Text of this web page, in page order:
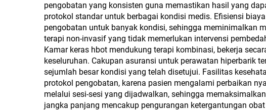
pengobatan yang konsisten guna memastikan hasil yang
protokol standar untuk berbagai kondisi medis. Efisiensi
pengobatan untuk banyak kondisi, sehingga meminimalkan
terapi non-invasif yang tidak memerlukan intervensi
Kamar keras hbot mendukung terapi kombinasi, bekerja
keseluruhan. Cakupan asuransi untuk perawatan hiperbarik
sejumlah besar kondisi yang telah disetujui. Fasilitas
protokol pengobatan, karena pasien mengalami perbaikan
melalui sesi-sesi yang dijadwalkan, sehingga
jangka panjang mencakup pengurangan ketergantungan